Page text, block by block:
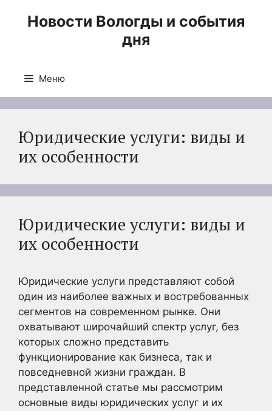
Новости Вологды и события
дня
Меню
Юридические услуги: виды и
их особенности
Юридические услуги: виды и
их особенности
Юридические услуги представляют собой
один из наиболее важных и востребованных
сегментов на современном рынке. Они
охватывают широчайший спектр услуг, без
которых сложно представить
функционирование как бизнеса, так и
повседневной жизни граждан. В
представленной статье мы рассмотрим
основные виды юридических услуг и их